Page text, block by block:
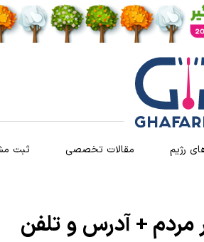
رژیم مقالات تخصصی ثبت
مردم + آدرس و تلفن